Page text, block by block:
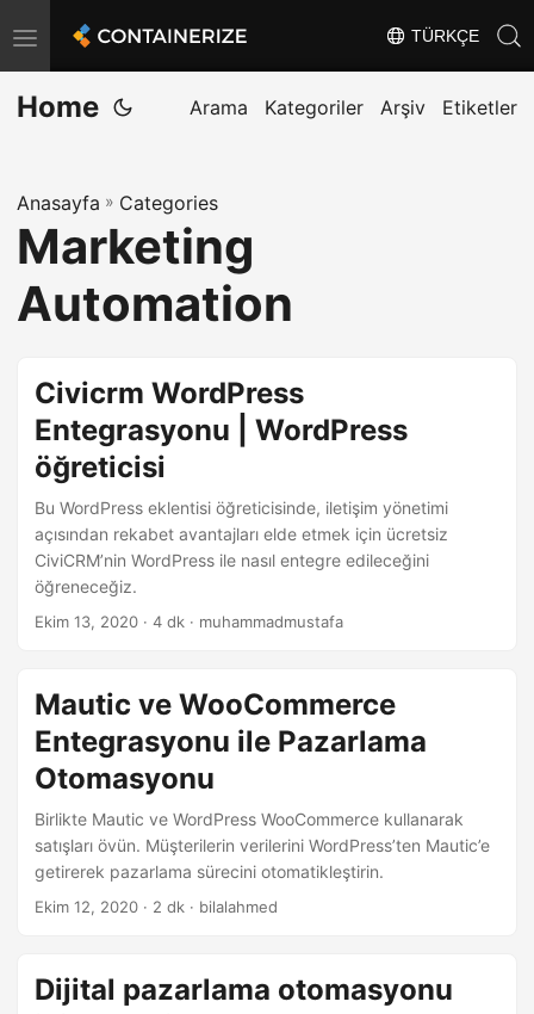
T
o
g
e
n
v
n
TÜRKÇE
Home Arama Kategoriler Arşiv Etiketler
Anasayfa » Categories
Marketing
Automation
Civicrm WordPress
Entegrasyonu | WordPress
öğreticisi
Bu WordPress eklentisi öğreticisinde, iletişim yönetimi
açısından rekabet avantajları elde etmek için ücretsiz
CiviCRM’nin WordPress ile nasıl entegre edileceğini
öğreneceğiz.
Ekim 13, 2020 · 4 dk · muhammadmustafa
Mautic ve WooCommerce
Entegrasyonu ile Pazarlama
Otomasyonu
Birlikte Mautic ve WordPress WooCommerce kullanarak
satışları övün. Müşterilerin verilerini WordPress’ten Mautic’e
getirerek pazarlama sürecini otomatikleştirin.
Ekim 12, 2020 · 2 dk · bilalahmed
Dijital pazarlama otomasyonu